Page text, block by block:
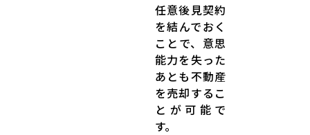
任意後見契約
を結んでおく
ことで、意思
能力を失った
あとも不動産
を売却するこ
とが可能で
す。